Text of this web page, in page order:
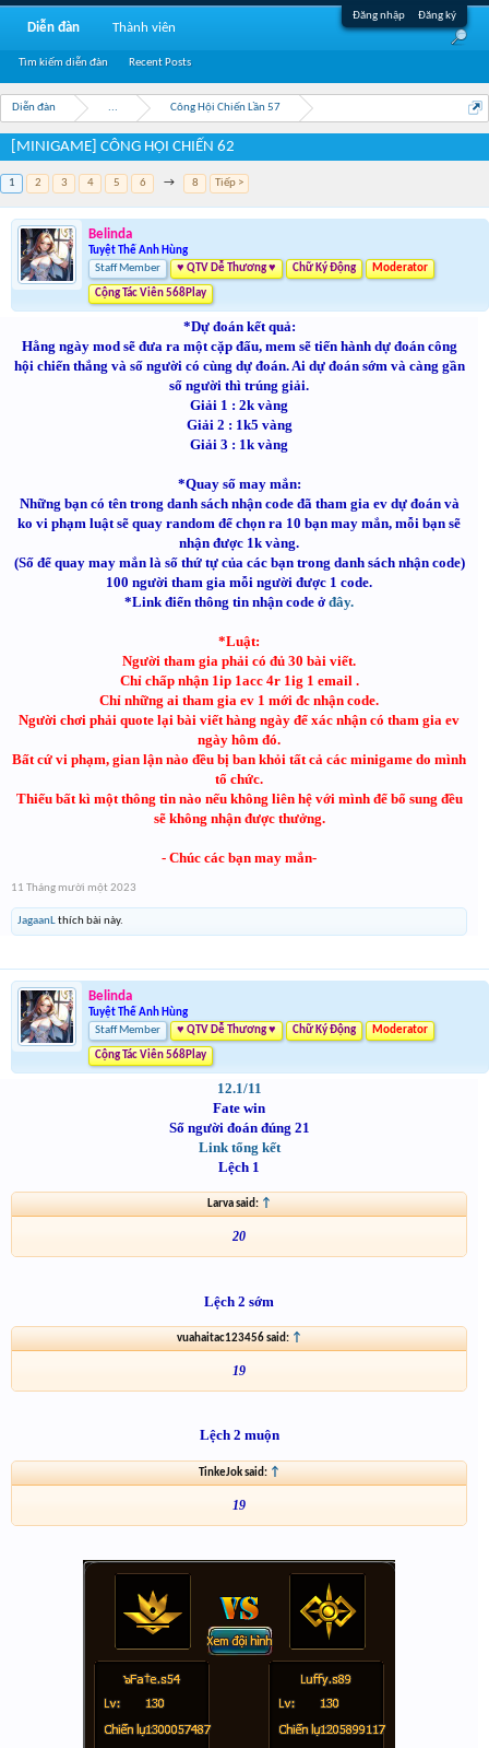
Đăng nhập Đăng ký
Diễn đàn ... Công Hội Chiến Lần 57
[MINIGAME] CÔNG HỘI CHIẾN 62
1 2 3 4 5 6 → 8 Tiếp >
Belinda
Tuyệt Thế Anh Hùng
Staff Member
♥ QTV Dễ Thương ♥ Chữ Ký Động Moderator
Cộng Tác Viên 568Play
*Dự đoán kết quả:
Hằng ngày mod sẽ đưa ra một cặp đấu, mem sẽ tiến hành dự đoán công
hội chiến thắng và số người có cùng dự đoán. Ai dự đoán sớm và càng gần
số người thì trúng giải.
Giải 1 : 2k vàng
Giải 2 : 1k5 vàng
Giải 3 : 1k vàng
*Quay số may mắn:
Những bạn có tên trong danh sách nhận code đã tham gia ev dự đoán và
ko vi phạm luật sẽ quay random để chọn ra 10 bạn may mắn, mỗi bạn sẽ
nhận được 1k vàng.
(Số để quay may mắn là số thứ tự của các bạn trong danh sách nhận code)
100 người tham gia mỗi người được 1 code.
*Link điển thông tin nhận code ở đây.
*Luật:
Người tham gia phải có đủ 30 bài viết.
Chỉ chấp nhận 1ip 1acc 4r 1ig 1 email .
Chỉ những ai tham gia ev 1 mới đc nhận code.
Người chơi phải quote lại bài viết hàng ngày để xác nhận có tham gia ev
ngày hôm đó.
Bất cứ vi phạm, gian lận nào đều bị ban khỏi tất cả các minigame do mình
tổ chức.
Thiếu bất kì một thông tin nào nếu không liên hệ với mình để bổ sung đều
sẽ không nhận được thưởng.
- Chúc các bạn may mắn-
11 Tháng mười một 2023
JagaanLthích bài này.
Belinda
Tuyệt Thế Anh Hùng
Staff Member
♥ QTV Dễ Thương ♥ Chữ Ký Động Moderator
Cộng Tác Viên 568Play
12.1/11
Fate win
Số người đoán đúng 21
Link tổng kết
Lệch 1
Larva said: ↑
20
Lệch 2 sớm
vuahaitac123456 said: ↑
19
Lệch 2 muộn
TinkeJok said: ↑
19
Diễn đàn
Tìm kiếm diễn đàn Recent Posts
Thành viên